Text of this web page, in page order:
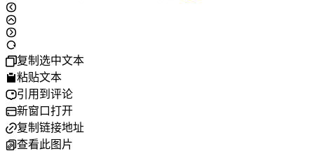
复制选中文本
粘贴文本
引用到评论
新窗口打开
复制链接地址
查看此图片